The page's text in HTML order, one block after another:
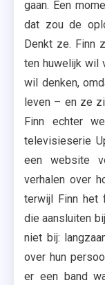
gaan. Een
dat zou de
Denkt ze. Finn
ten huwelijk wil
wil denken,
leven – en ze
Finn echter
televisieserie
een website
verhalen over
terwijl Finn het
die aansluiten
niet bij:
over hun
er een band